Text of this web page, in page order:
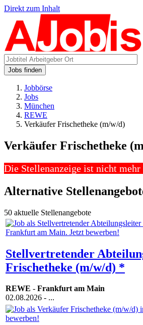
Direkt zum Inhalt
Jobs finden
Jobbörse
Jobs
München
REWE
Verkäufer Frischetheke (m/w/d)
Verkäufer Frischetheke
Die Stellenanzeige ist nicht mehr
Alternative
50 aktuelle Stellenangebote
Stellvertretender
Frischetheke (m/w/d) *
REWE - Frankfurt am Main
02.08.2026 - ...